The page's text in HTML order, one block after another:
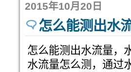
2015年10月20日
怎么能测出水
怎么能测出水流量，
水流量怎么测，通过